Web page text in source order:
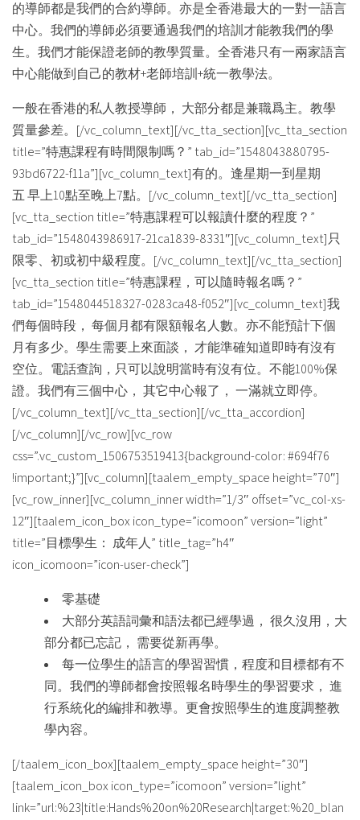
的導師都是我們的合約導師。亦是全香港最大的一對一語言
中心。我們的導師必須要通過我們的培訓才能教我們的學
生。我們才能保證老師的教學質量。全香港只有一兩家語言
中心能做到自己的教材+老師培訓+統一教學法。
一般在香港的私人教授導師， 大部分都是兼職爲主。教學
質量參差。[/vc_column_text][/vc_tta_section][vc_tta_section
title=”特惠課程有時間限制嗎？” tab_id=”1548043880795-
93bd6722-f11a”][vc_column_text]有的。逢星期一到星期
五 早上10點至晚上7點。[/vc_column_text][/vc_tta_section]
[vc_tta_section title=”特惠課程可以報讀什麼的程度？”
tab_id=”1548043986917-21ca1839-8331″][vc_column_text]只
限零、初或初中級程度。[/vc_column_text][/vc_tta_section]
[vc_tta_section title=”特惠課程，可以隨時報名嗎？”
tab_id=”1548044518327-0283ca48-f052″][vc_column_text]我
們每個時段， 每個月都有限額報名人數。亦不能預計下個
月有多少。學生需要上來面談， 才能準確知道即時有沒有
空位。電話查詢，只可以說明當時有沒有位。不能100%保
證。我們有三個中心， 其它中心報了， 一滿就立即停。
[/vc_column_text][/vc_tta_section][/vc_tta_accordion]
[/vc_column][/vc_row][vc_row
css=”.vc_custom_1506753519413{background-color: #694f76
!important;}”][vc_column][taalem_empty_space height=”70″]
[vc_row_inner][vc_column_inner width=”1/3″ offset=”vc_col-xs-
12″][taalem_icon_box icon_type=”icomoon” version=”light”
title=”目標學生： 成年人” title_tag=”h4″
icon_icomoon=”icon-user-check”]
零基礎
大部分英語詞彙和語法都已經學過， 很久沒用，大
部分都已忘記， 需要從新再學。
每一位學生的語言的學習習慣，程度和目標都有不
同。我們的導師都會按照報名時學生的學習要求， 進
行系統化的編排和教導。更會按照學生的進度調整教
學內容。
[/taalem_icon_box][taalem_empty_space height=”30″]
[taalem_icon_box icon_type=”icomoon” version=”light”
link=”url:%23|title:Hands%20on%20Research|target:%20_blan